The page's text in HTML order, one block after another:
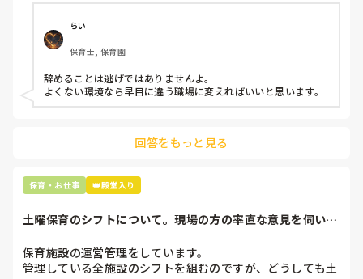
今で言う不適切保育も
仕方ないよね
もう何も言わずに
子どもの言いなりになればいいんだね
などいう意見で…
上の先生に相談することは難しそうです。
最後の職場にしようと思っていましたが
辞めることは逃げ、と、過去辞めた人も何年も言われ続けて
います
らい
保育士, 保育園
辞めることは逃げではありませんよ。
よくない環境なら早目に違う職場に変えればいいと思います。
回答をもっと見る
保育・お仕事 👑殿堂入り
土曜保育のシフトについて。現場の方の率直な意見を伺いた
保育施設の運営管理をしています。
管理している全施設のシフトを組むのですが、どうしても土